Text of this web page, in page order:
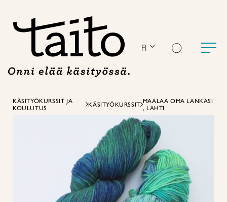
FI
KÄSITYÖKURSSIT JA
KOULUTUS
KÄSITYÖKURSSIT MAALAA OMA LANKASI
, LAHTI